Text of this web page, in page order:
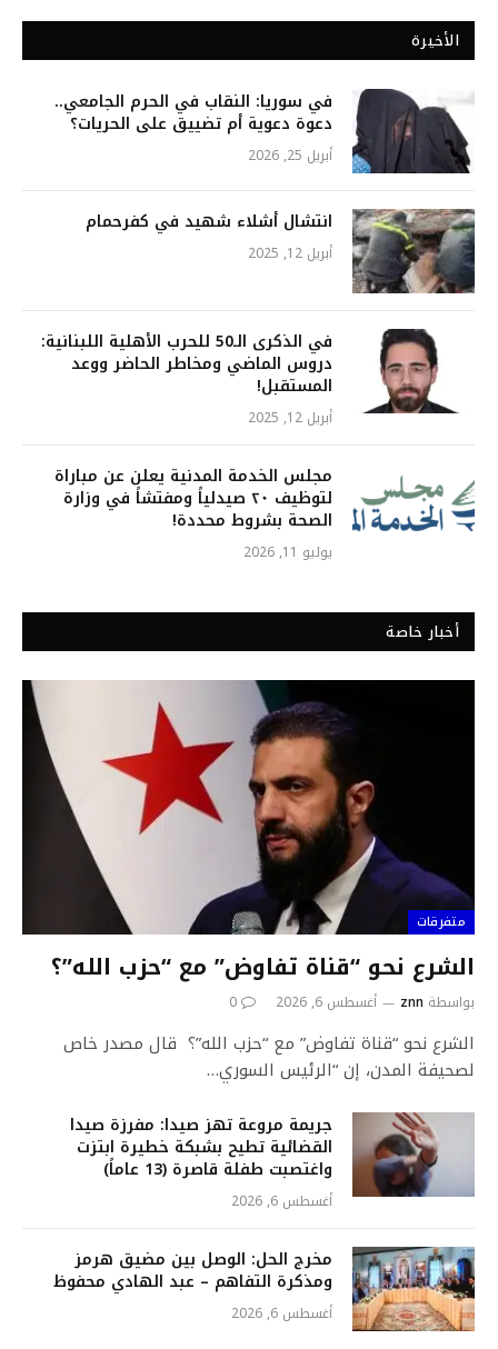
الأخيرة
في سوريا: النقاب في الحرم الجامعي..
دعوة دعوية أم تضييق على الحريات؟
أبريل 25, 2026
انتشال أشلاء شهيد في كفرحمام
أبريل 12, 2025
في الذكرى الـ50 للحرب الأهلية اللبنانية:
دروس الماضي ومخاطر الحاضر ووعد
المستقبل!
أبريل 12, 2025
مجلس الخدمة المدنية يعلن عن مباراة
لتوظيف ٢٠ صيدلياً ومفتشاً في وزارة
الصحة بشروط محددة!
يوليو 11, 2026
أخبار خاصة
متفرقات
الشرع نحو “قناة تفاوض” مع “حزب الله”؟
بواسطة znn أغسطس 6, 2026 0
الشرع نحو “قناة تفاوض” مع “حزب الله”؟ قال مصدر خاص
لصحيفة المدن، إن “الرئيس السوري…
جريمة مروعة تهز صيدا: مفرزة صيدا
القضائية تطيح بشبكة خطيرة ابتزت
واغتصبت طفلة قاصرة (13 عاماً)
أغسطس 6, 2026
مخرج الحل: الوصل بين مضيق هرمز
ومذكرة التفاهم – عبد الهادي محفوظ
أغسطس 6, 2026